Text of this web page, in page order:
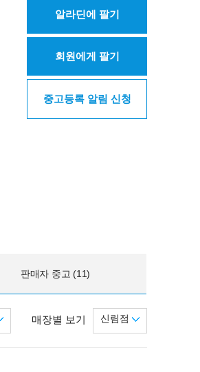
알라딘에 팔기
회원에게 팔기
중고등록 알림 신청
판매자 중고 (11)
매장별 보기 신림점